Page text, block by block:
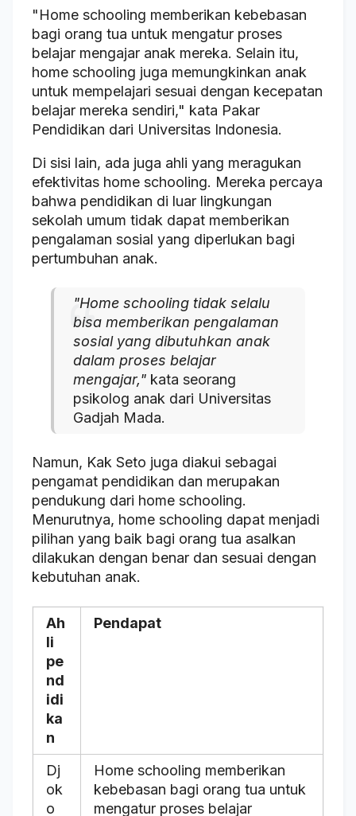
"Home schooling memberikan kebebasan
bagi orang tua untuk mengatur proses
belajar mengajar anak mereka. Selain itu,
home schooling juga memungkinkan anak
untuk mempelajari sesuai dengan kecepatan
belajar mereka sendiri," kata Pakar
Pendidikan dari Universitas Indonesia.
Di sisi lain, ada juga ahli yang meragukan
efektivitas home schooling. Mereka percaya
bahwa pendidikan di luar lingkungan
sekolah umum tidak dapat memberikan
pengalaman sosial yang diperlukan bagi
pertumbuhan anak.
"Home schooling tidak selalu
bisa memberikan pengalaman
sosial yang dibutuhkan anak
dalam proses belajar
mengajar," kata seorang
psikolog anak dari Universitas
Gadjah Mada.
Namun, Kak Seto juga diakui sebagai
pengamat pendidikan dan merupakan
pendukung dari home schooling.
Menurutnya, home schooling dapat menjadi
pilihan yang baik bagi orang tua asalkan
dilakukan dengan benar dan sesuai dengan
kebutuhan anak.
Ah
li
pe
nd
idi
ka
n
Pendapat
Dj
ok
o
Home schooling memberikan
kebebasan bagi orang tua untuk
mengatur proses belajar